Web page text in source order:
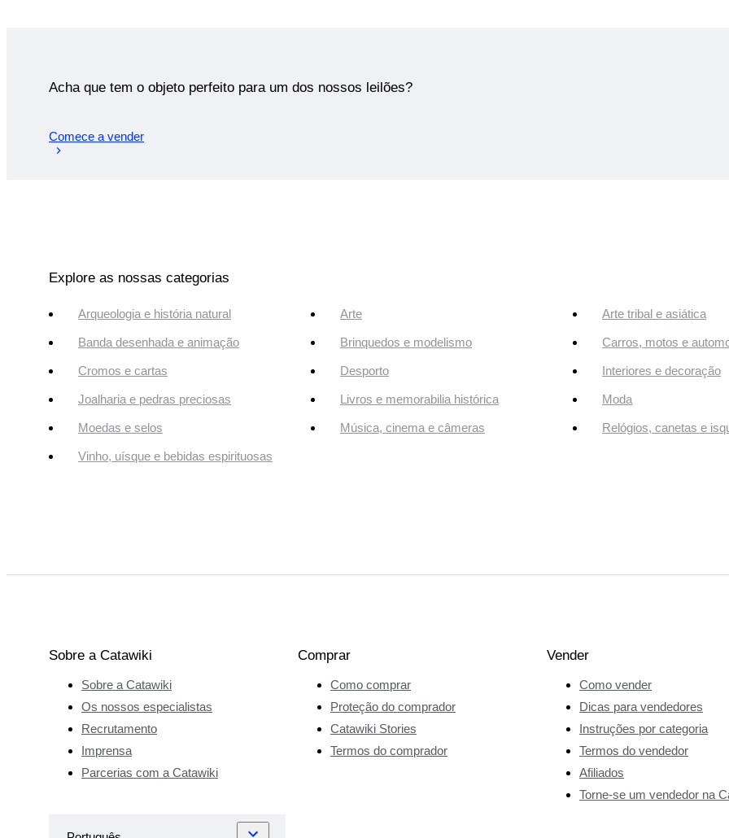
Acha que tem o objeto perfeito para um dos nossos leilões?
Comece a vender
Explore as nossas categorias
Arqueologia e história natural Arte Arte tribal e asiática
Banda desenhada e animação Brinquedos e modelismo Carros, motos e
Cromos e cartas Desporto Interiores e decoração
Joalharia e pedras preciosas Livros e memorabilia histórica Moda
Moedas e selos Música, cinema e câmeras Relógios, canetas e
Vinho, uísque e bebidas espirituosas
Sobre a Catawiki
Sobre a Catawiki
Os nossos especialistas
Recrutamento
Imprensa
Parcerias com a Catawiki
Comprar
Como comprar
Proteção do comprador
Catawiki Stories
Termos do comprador
Vender
Como vender
Dicas para vendedores
Instruções por categoria
Termos do vendedor
Afiliados
Torne-se um vendedor na